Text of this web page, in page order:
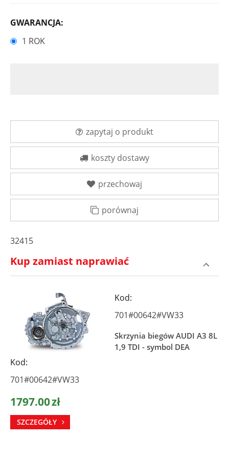
GWARANCJA:
1 ROK
zapytaj o produkt
koszty dostawy
przechowaj
porównaj
32415
Kup zamiast naprawiać
Kod:
701#00642#VW33
Skrzynia biegów AUDI A3 8L
1,9 TDI - symbol DEA
Kod:
701#00642#VW33
1797.00zł
SZCZEGÓŁY